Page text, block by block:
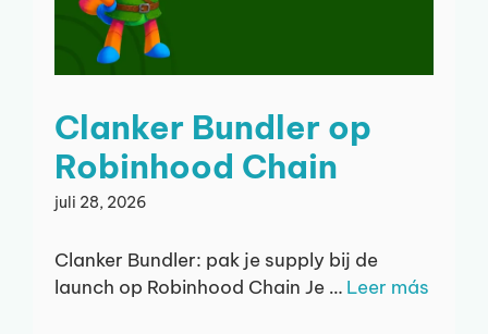
Clanker Bundler op
Robinhood Chain
juli 28, 2026
Clanker Bundler: pak je supply bij de
launch op Robinhood Chain Je … Leer más